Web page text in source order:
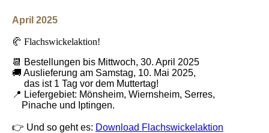
April 2025
🥐 Flachswickelaktion!
📆 Bestellungen bis Mittwoch, 30. April 2025
🚚 Auslieferung am Samstag, 10. Mai 2025,
das ist 1 Tag vor dem Muttertag!
📍 Liefergebiet: Mönsheim, Wiernsheim, Serres,
Pinache und Iptingen.
👉 Und so geht es: Download Flachswickelaktion